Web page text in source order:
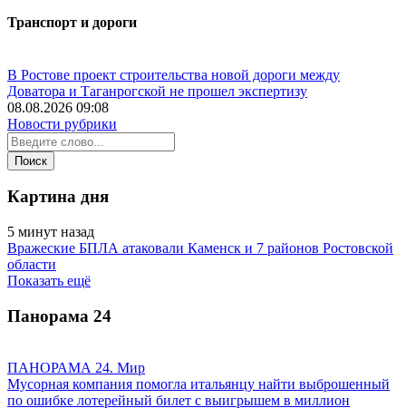
Транспорт и дороги
В Ростове проект строительства новой дороги между
Доватора и Таганрогской не прошел экспертизу
08.08.2026 09:08
Новости рубрики
Картина дня
5 минут назад
Вражеские БПЛА атаковали Каменск и 7 районов Ростовской
области
Показать ещё
Панорама 24
ПАНОРАМА 24. Мир
Мусорная компания помогла итальянцу найти выброшенный
по ошибке лотерейный билет с выигрышем в миллион